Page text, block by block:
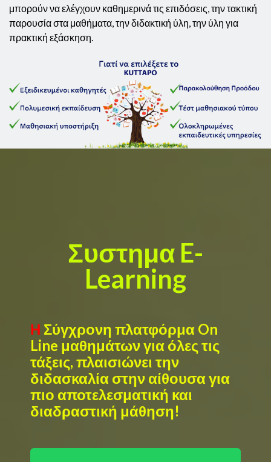
μπορούν να ελέγχουν καθημερινά τις επιδόσεις, την τακτική
παρουσία στα μαθήματα, την διδακτική ύλη, την ύλη για
πρακτική εξάσκηση.
Συστημα E-
Learning
Η Σύγχρονη πλατφόρμα On
Line μαθημάτων για όλες τις
τάξεις, πλαισιώνει την
διδασκαλία στην αίθουσα για
πιο αποτελεσματική και
διαδραστική μάθηση!